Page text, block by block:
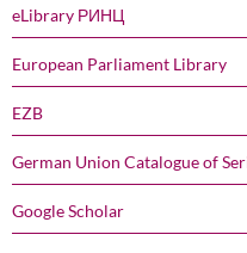
eLibrary РИНЦ
European Parliament Library
EZB
German Union Catalogue of
Google Scholar